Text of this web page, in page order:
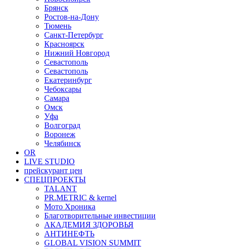
Брянск
Ростов-на-Дону
Тюмень
Санкт-Петербург
Красноярск
Нижний Новгород
Севастополь
Севастополь
Екатеринбург
Чебоксары
Самара
Омск
Уфа
Волгоград
Воронеж
Челябинск
OR
LIVE STUDIO
прейскурант цен
СПЕЦПРОЕКТЫ
TALANT
PR.METRIC & kernel
Мото Хроника
Благотворительные инвестиции
АКАДЕМИЯ ЗДОРОВЬЯ
АНТИНЕФТЬ
GLOBAL VISION SUMMIT